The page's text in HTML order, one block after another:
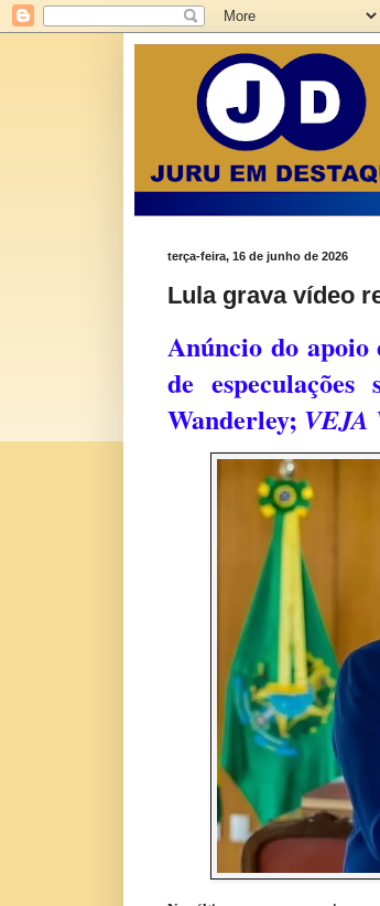
terça-feira, 16 de junho de 2026
Lula grava vídeo
Anúncio do apoio
de
Wanderley; VEJA